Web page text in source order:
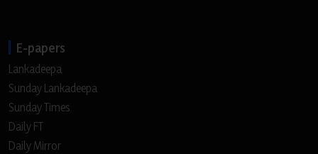
E-papers
Lankadeepa
Sunday Lankadeepa
Sunday Times
Daily FT
Daily Mirror